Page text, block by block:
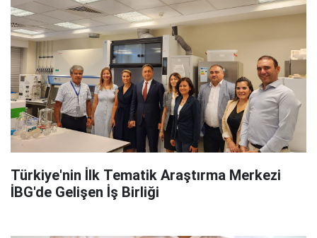
Türkiye'nin İlk Tematik Araştırma Merkezi
İBG'de Gelişen İş Birliği